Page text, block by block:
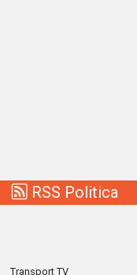
RSS Politica
Transport TV